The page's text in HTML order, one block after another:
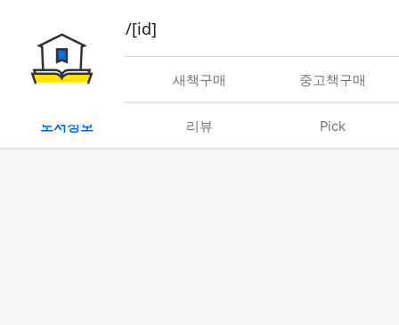
book/rent/[id]
대여 새책구매 중고책구매
도서정보 리뷰 Pick